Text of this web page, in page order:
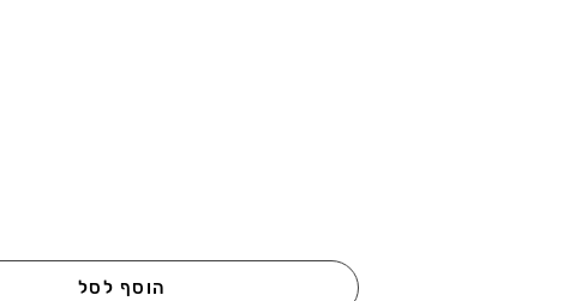
הוסף לסל